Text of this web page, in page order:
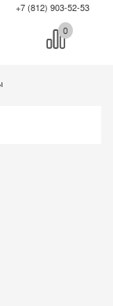
+7 (812) 903-52-53
0